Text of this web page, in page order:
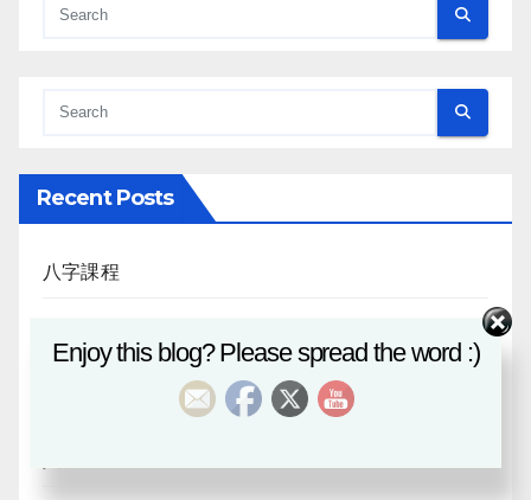
Recent Posts
八字課程
Enjoy this blog? Please spread the word :)